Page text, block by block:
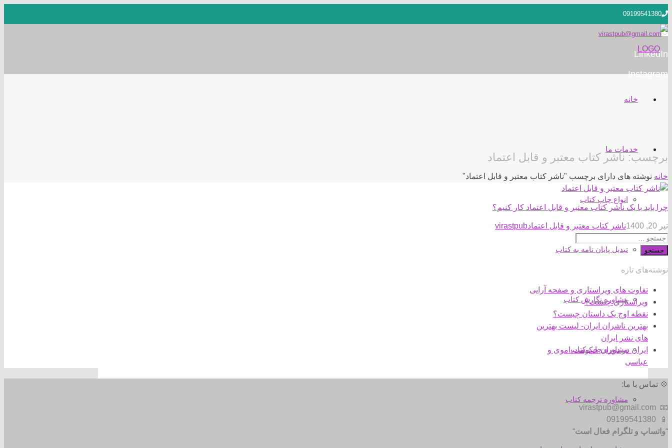
09199541380
virastpub@gmail.com
LinkedIn
Instagram
خانه
خدمات ما
انواع چاپ کتاب
تبدیل پایان نامه به کتاب
مشاوره نگارش کتاب
مشاوره چاپ کتاب
مشاوره ترجمه کتاب
برچسب:ناشر کتاب معتبر و قابل اعتماد
خانه نوشته های دارای برچسب "ناشر کتاب معتبر و قابل اعتماد"
چرا باید با یک ناشر کتاب معتبر و قابل اعتماد کار کنیم؟
تیر 20, 1400 ناشر کتاب معتبر و قابل اعتمادvirastpub
جستجو
نوشته‌های تازه
تفاوت های ویراستاری و صفحه آرایی
ویراستاری چیست؟
نقطه اوج یک داستان چیست؟
بهترین ناشران ایران- لیست بهترین
های نشر ایران
ایران در دوران حکومت اموی و
عباسی
💠 تماس با ما:
📧 virastpub@gmail.com
📱 09199541380
“واتساپ و تلگرام فعال است“